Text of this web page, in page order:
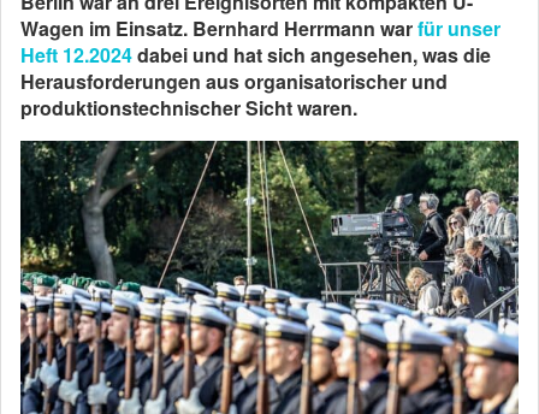
Wagen im Einsatz. Bernhard Herrmann warfür unser
Heft 12.2024dabei und hat sich angesehen, was die
Herausforderungen aus organisatorischer und
produktionstechnischer Sicht waren.